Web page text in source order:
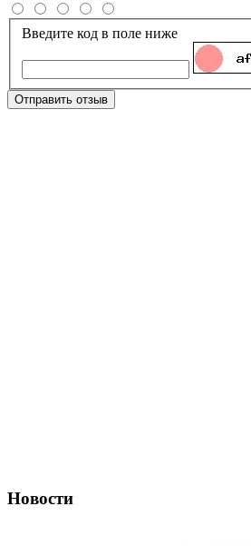
Введите код в поле ниже
Отправить отзыв
Новости